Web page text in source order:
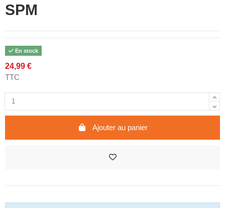
SPM
En stock
24,99 €
TTC
Ajouter au panier